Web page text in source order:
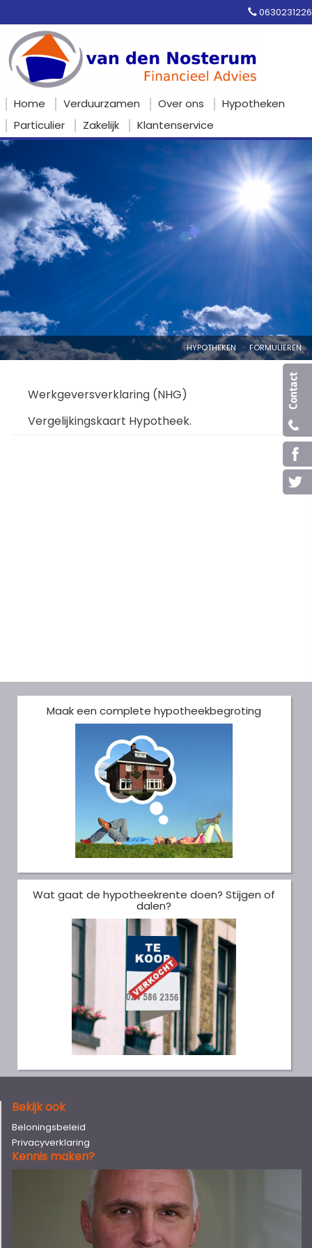
0630231226
Home Verduurzamen Over ons
Hypotheken
Particulier
Zakelijk Klantenservice
HYPOTHEKEN FORMULIEREN
Werkgeversverklaring (NHG)
Vergelijkingskaart Hypotheek.
Maak een complete hypotheekbegroting
Wat gaat de hypotheekrente doen? Stijgen of
dalen?
Bekijk ook
Beloningsbeleid
Privacyverklaring
Kennis maken?